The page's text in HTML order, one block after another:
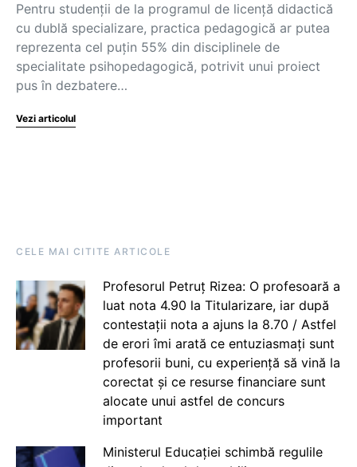
Pentru studenții de la programul de licență didactică
cu dublă specializare, practica pedagogică ar putea
reprezenta cel puțin 55% din disciplinele de
specialitate psihopedagogică, potrivit unui proiect
pus în dezbatere…
Vezi articolul
CELE MAI CITITE ARTICOLE
Profesorul Petruț Rizea: O profesoară a
luat nota 4.90 la Titularizare, iar după
contestații nota a ajuns la 8.70 / Astfel
de erori îmi arată ce entuziasmați sunt
profesorii buni, cu experiență să vină la
corectat și ce resurse financiare sunt
alocate unui astfel de concurs
important
Ministerul Educației schimbă regulile